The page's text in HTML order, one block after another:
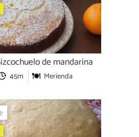
de mandarina
45m Merienda